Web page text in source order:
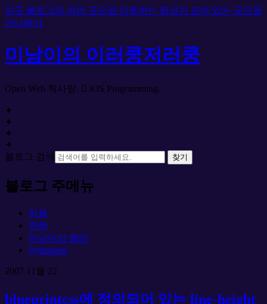
이곳 블로그의 여러 곳으로 이동하는 링크가 모여 있는 곳으로
건너뛰기
미남이의 이러쿵저러쿵
Open Web 짝사랑.  iOS Programming.
✦
✦
✦
✦
블로그 검색
찾기
블로그 주메뉴
처음
연락
미남이의 웹터
@miname
2007 11월 22
blueprintcss에 정의되어 있는 line-height